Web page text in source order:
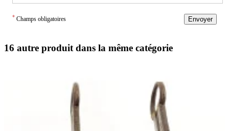
* Champs obligatoires Envoyer
16 autre produit dans la même catégorie